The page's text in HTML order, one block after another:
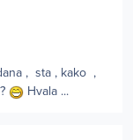
, sta , kako ,
Hvala ...